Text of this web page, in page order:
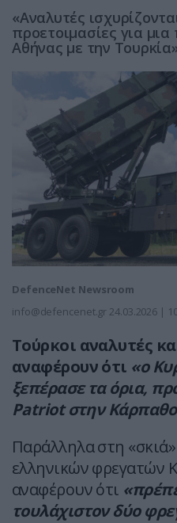
«Αναλυτές
προετοιμασίες για
Αθήνας με την
DefenceNet Newsroom
info@defencenet.gr 24.03.2026 |
Τούρκοι αναλυτές
αναφέρουν ότι «ο
ξεπέρασε τα όρια,
Patriot στην
Παράλληλα στη
ελληνικών φρεγατών
αναφέρουν ότι
τουλάχιστον δύο